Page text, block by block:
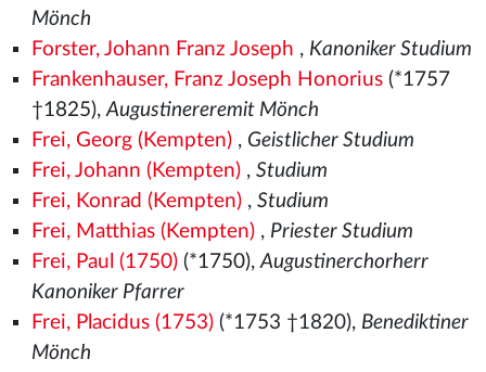
Mönch
Forster, Johann Franz Joseph , Kanoniker Studium
Frankenhauser, Franz Joseph Honorius(*1757
†1825),Augustinereremit Mönch
Frei, Georg (Kempten), Geistlicher Studium
Frei, Johann (Kempten), Studium
Frei, Konrad (Kempten), Studium
Frei, Matthias (Kempten), Priester Studium
Frei, Paul (1750)(*1750),Augustinerchorherr
Kanoniker Pfarrer
Frei, Placidus (1753)(*1753 †1820), Benediktiner
Mönch